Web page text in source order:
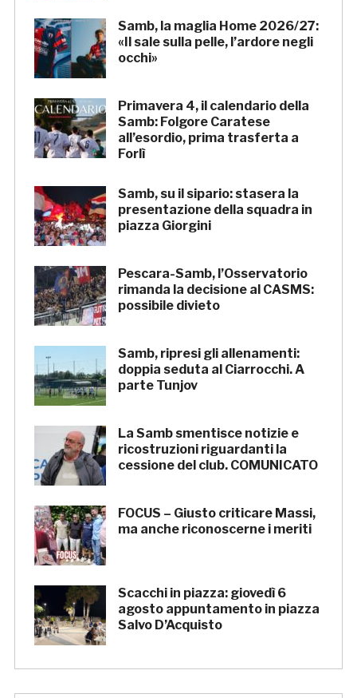
Samb, la maglia Home 2026/27:
«Il sale sulla pelle, l’ardore negli
occhi»
Primavera 4, il calendario della
Samb: Folgore Caratese
all’esordio, prima trasferta a
Forlì
Samb, su il sipario: stasera la
presentazione della squadra in
piazza Giorgini
Pescara-Samb, l’Osservatorio
rimanda la decisione al CASMS:
possibile divieto
Samb, ripresi gli allenamenti:
doppia seduta al Ciarrocchi. A
parte Tunjov
La Samb smentisce notizie e
ricostruzioni riguardanti la
cessione del club. COMUNICATO
FOCUS – Giusto criticare Massi,
ma anche riconoscerne i meriti
Scacchi in piazza: giovedì 6
agosto appuntamento in piazza
Salvo D’Acquisto